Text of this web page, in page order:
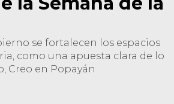
se fortalecen los espacios
como una apuesta clara de lo
Creo en Popayán